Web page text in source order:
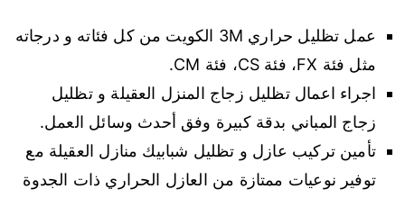
عمل تظليل حراري 3M الكويت من كل فئاته و درجاته
مثل فئة FX، فئة CS، فئة CM.
اجراء اعمال تظليل زجاج المنزل العقيلة و تظليل
زجاج المباني بدقة كبيرة وفق أحدث وسائل العمل.
تأمين تركيب عازل و تظليل شبابيك منازل العقيلة مع
توفير نوعيات ممتازة من العازل الحراري ذات الجدوة